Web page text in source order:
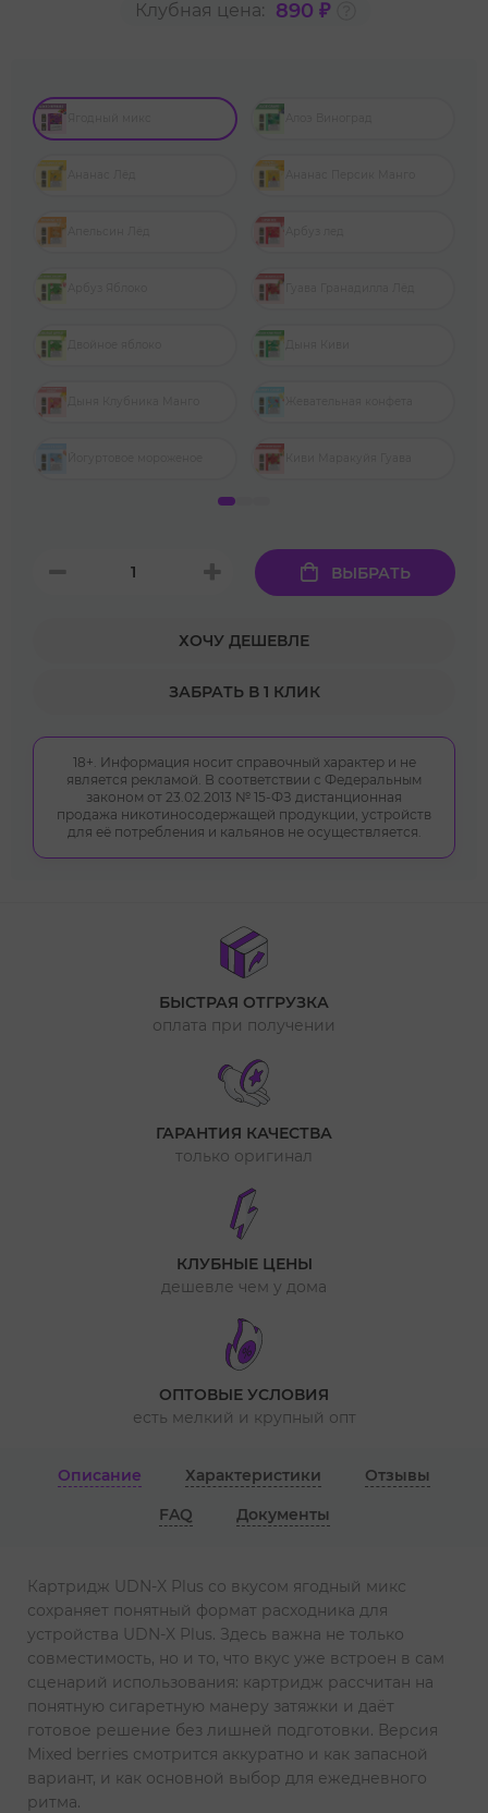
Клубная цена: 890 ₽
ВЫБРАТЬ
ХОЧУ ДЕШЕВЛЕ
ЗАБРАТЬ В 1 КЛИК
18+. Информация носит справочный характер и не
является рекламой. В соответствии с Федеральным
законом от 23.02.2013 № 15-ФЗ дистанционная
продажа никотиносодержащей продукции, устройств
для её потребления и кальянов не осуществляется.
БЫСТРАЯ ОТГРУЗКА
оплата при получении
ГАРАНТИЯ КАЧЕСТВА
только оригинал
КЛУБНЫЕ ЦЕНЫ
дешевле чем у дома
ОПТОВЫЕ УСЛОВИЯ
есть мелкий и крупный опт
Описание Характеристики
Отзывы
FAQ
Документы
Картридж UDN-X Plus со вкусом ягодный микс
сохраняет понятный формат расходника для
устройства UDN-X Plus. Здесь важна не только
совместимость, но и то, что вкус уже встроен в сам
сценарий использования: картридж рассчитан на
понятную сигаретную манеру затяжки и даёт
готовое решение без лишней подготовки. Версия
Mixed berries смотрится аккуратно и как запасной
вариант, и как основной выбор для ежедневного
ритма.